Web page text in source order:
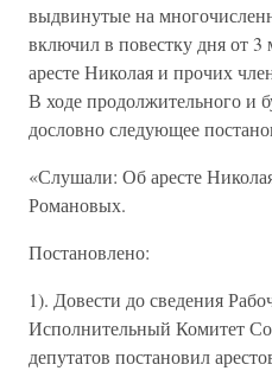
выдвинутые на
включил в повестку дня от
аресте Николая и прочих
В ходе продолжительного и
дословно следующее
«Слушали: Об аресте
Романовых.
Постановлено:
1). Довести до сведения
Исполнительный Комитет
депутатов постановил